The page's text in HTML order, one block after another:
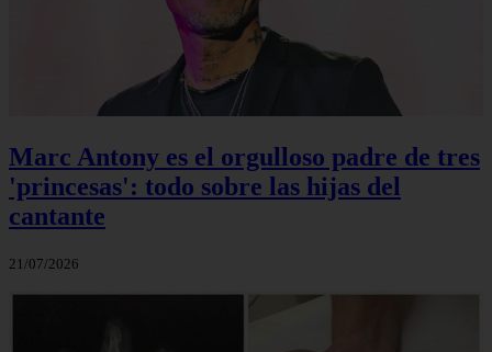
Marc Antony es el orgulloso padre de tres
'princesas': todo sobre las hijas del
cantante
21/07/2026